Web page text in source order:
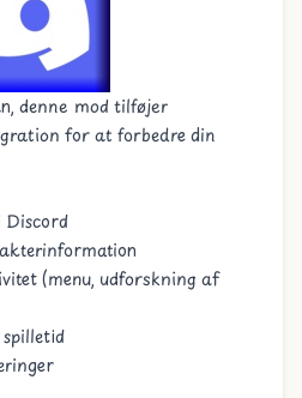
, denne mod tilføjer
for at forbedre din
Discord
(menu, udforskning af